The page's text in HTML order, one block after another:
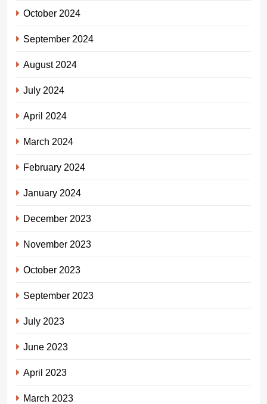
October 2024
September 2024
August 2024
July 2024
April 2024
March 2024
February 2024
January 2024
December 2023
November 2023
October 2023
September 2023
July 2023
June 2023
April 2023
March 2023